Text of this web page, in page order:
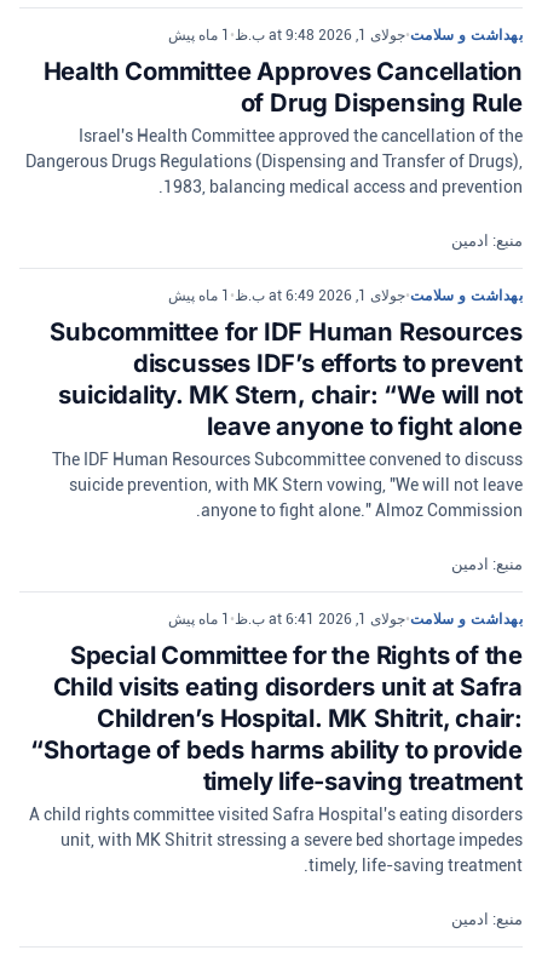
بهداشت و سلامت•جولای 1, 2026 at 9:48 ب.ظ • 1 ماه پیش
Health Committee Approves Cancellation
of Drug Dispensing Rule
Israel's Health Committee approved the cancellation of the
Dangerous Drugs Regulations (Dispensing and Transfer of Drugs),
1983, balancing medical access and prevention.
منبع: ادمین
بهداشت و سلامت•جولای 1, 2026 at 6:49 ب.ظ • 1 ماه پیش
Subcommittee for IDF Human Resources
discusses IDF’s efforts to prevent
suicidality. MK Stern, chair: “We will not
leave anyone to fight alone
The IDF Human Resources Subcommittee convened to discuss
suicide prevention, with MK Stern vowing, "We will not leave
anyone to fight alone." Almoz Commission.
منبع: ادمین
بهداشت و سلامت•جولای 1, 2026 at 6:41 ب.ظ • 1 ماه پیش
Special Committee for the Rights of the
Child visits eating disorders unit at Safra
Children’s Hospital. MK Shitrit, chair:
“Shortage of beds harms ability to provide
timely life-saving treatment
A child rights committee visited Safra Hospital's eating disorders
unit, with MK Shitrit stressing a severe bed shortage impedes
timely, life-saving treatment.
منبع: ادمین